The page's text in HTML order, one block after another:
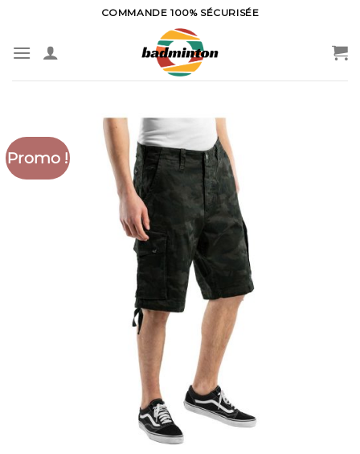
content
COMMANDE 100% SÉCURISÉE
Promo !